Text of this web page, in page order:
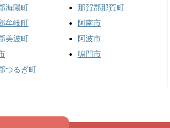
海陽町
牟岐町
美波町
つるぎ町
那賀郡那賀町
阿南市
阿波市
鳴門市